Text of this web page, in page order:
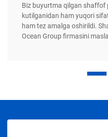
Biz buyurtma qilgan shaffof
kutilganidan ham yuqori
ham tez amalga oshirildi.
Ocean Group firmasini